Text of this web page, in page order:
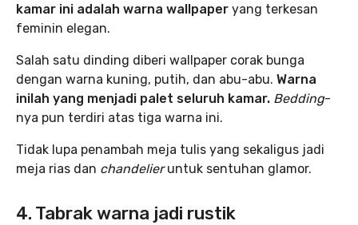
kamar ini adalah warna wallpaper yang terkesan
feminin elegan.
Salah satu dinding diberi wallpaper corak bunga
dengan warna kuning, putih, dan abu-abu. Warna
inilah yang menjadi palet seluruh kamar. Bedding-
nya pun terdiri atas tiga warna ini.
Tidak lupa penambah meja tulis yang sekaligus jadi
meja rias dan chandelieruntuk sentuhan glamor.
4. Tabrak warna jadi rustik